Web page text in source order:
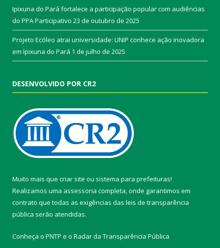
Ipixuna do Pará fortalece a participação popular com audiências
do PPA Participativo 23 de outubro de 2025
Projeto Ecóleo atrai universidade: UNIP conhece ação inovadora
em Ipixuna do Pará 1 de julho de 2025
DESENVOLVIDO POR CR2
Muito mais que criar site ou sistema para prefeituras!
Realizamos uma assessoria completa, onde garantimos em
contrato que todas as exigências das leis de transparência
pública serão atendidas.
Conheça o PNTP e o Radar da Transparência Pública